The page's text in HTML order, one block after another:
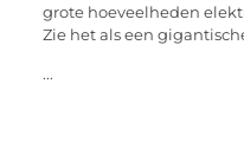
grote hoeveelheden
Zie het als een
...